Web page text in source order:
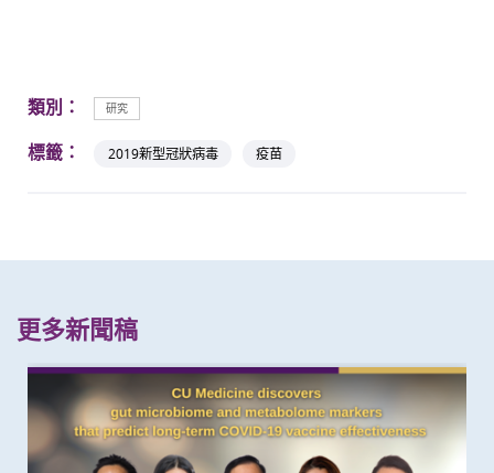
類別： 研究
標籤： 2019新型冠狀病毒 疫苗
更多新聞稿